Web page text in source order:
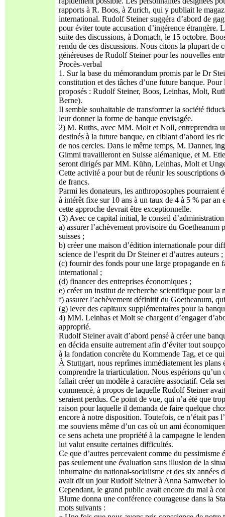
rapports à R. Boos, à Zurich, qui y publiait le
international. Rudolf Steiner suggéra d’abord de
pour éviter toute accusation d’ingérence étrangère.
suite des discussions, à Dornach, le 15 octobre.
rendu de ces discussions. Nous citons la plupart de
généreuses de Rudolf Steiner pour les nouvelles
Procès-verbal
1. Sur la base du mémorandum promis par le Dr
constitution et des tâches d’une future banque.
proposés : Rudolf Steiner, Boos, Leinhas, Molt,
Berne).
Il semble souhaitable de transformer la société
leur donner la forme de banque envisagée.
2) M. Ruths, avec MM. Molt et Noll, entreprendra
destinés à la future banque, en ciblant d’abord les
de nos cercles. Dans le même temps, M. Danner,
Gimmi travailleront en Suisse alémanique, et M.
seront dirigés par MM. Kühn, Leinhas, Molt et
Cette activité a pour but de réunir les souscriptions
de francs.
Parmi les donateurs, les anthroposophes pourraient
à intérêt fixe sur 10 ans à un taux de 4 à 5 % par
cette approche devrait être exceptionnelle.
(3) Avec ce capital initial, le conseil
a) assurer l’achèvement provisoire du
suisses ;
b) créer une maison d’édition internationale pour
science de l’esprit du Dr Steiner et d’autres auteurs ;
(c) fournir des fonds pour une large propagande en
international ;
(d) financer des entreprises économiques ;
e) créer un institut de recherche scientifique pour la
f) assurer l’achèvement définitif du Goetheanum,
(g) lever des capitaux supplémentaires pour la
4) MM. Leinhas et Molt se chargent d’engager
approprié.
Rudolf Steiner avait d’abord pensé à créer une
en décida ensuite autrement afin d’éviter tout
à la fondation concrète du Kommende Tag, et ce
À Stuttgart, nous reprîmes immédiatement les
comprendre la triarticulation. Nous espérions
fallait créer un modèle à caractère associatif. Cela
commencé, à propos de laquelle Rudolf Steiner
seraient perdus. Ce point de vue, qui n’a été que
raison pour laquelle il demanda de faire quelque
encore à notre disposition. Toutefois, ce n’était pas
me souviens même d’un cas où un ami
ce sens acheta une propriété à la campagne le
lui valut ensuite certaines difficultés.
Ce que d’autres percevaient comme du
pas seulement une évaluation sans illusion de la
inhumaine du national-socialisme et des six années
avait dit un jour Rudolf Steiner à Anna Samweber
Cependant, le grand public avait encore du mal à
Blume donna une conférence courageuse dans la
mots suivants :